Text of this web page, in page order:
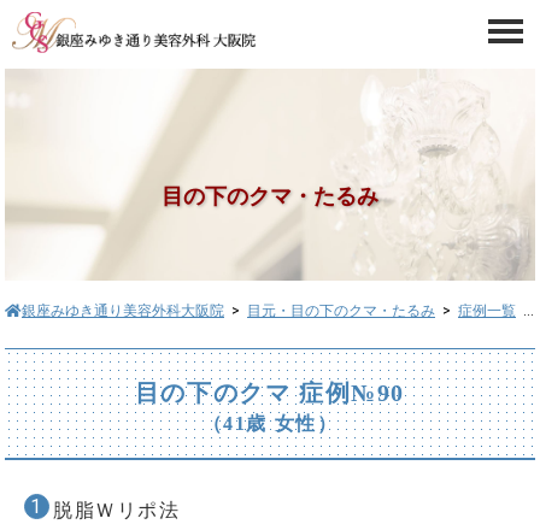
目の下のクマ・たるみ
銀座みゆき通り美容外科大阪院 > 目元・目の下のクマ・たるみ > 症例一覧
目の下のクマ 症例№90
（41歳 女性）
脱脂Ｗリポ法